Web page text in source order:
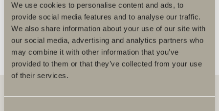
We use cookies to personalise content and ads, to
provide social media features and to analyse our traffic.
We also share information about your use of our site with
our social media, advertising and analytics partners who
may combine it with other information that you’ve
provided to them or that they’ve collected from your use
of their services.
KÖPVILLKOR FLER ÅTERFÖRSÄLJARE